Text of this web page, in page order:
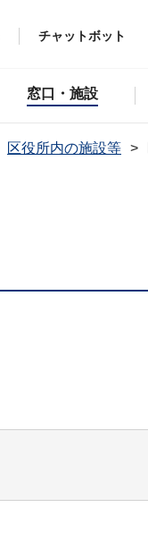
チャットボット
窓口・施設
区役所内の施設等